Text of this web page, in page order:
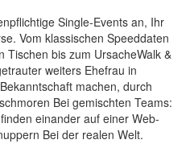
Single-Events an, Ihr
Vom klassischen Speeddaten
Tischen bis zum UrsacheWalk &
weiters Ehefrau in
machen, durch
Bei gemischten Teams:
einander auf einer Web-
Bei der realen Welt.